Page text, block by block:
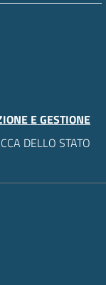
E GESTIONE
DELLO STATO